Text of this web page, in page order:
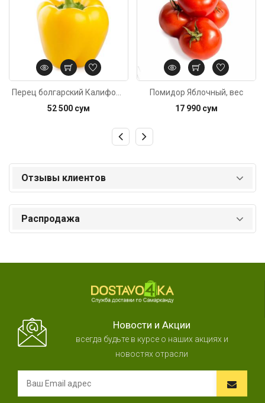
52 500 сум
Помидор Яблочный, вес
17 990 сум
Отзывы клиентов
Распродажа
Новости и Акции
всегда будьте в курсе о наших акциях и
новостях отрасли